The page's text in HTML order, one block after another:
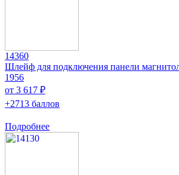
14360
Шлейф для подключения панели
1956
от 3 617 ₽
+2713 баллов
Подробнее